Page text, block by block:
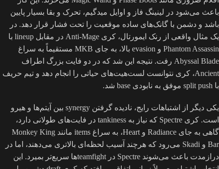
باعث می‌شود در لینینگ فاز و اوایل میدگیم، تحرک و بقا بسیار پایین
باشد و دشمن با گانک‌های ساده موقعیت را تحت فشار قرار دهد. در
یک مثال واقعی از رنک ایمورتال، کری Anti-Mage در مقابل lineup با
Phantom Assassin و evasion بالا، به جای MKB مستقیماً به سراغ
Abyssal Blade رفت. نتیجه این شد که در دو فایت بزرگ اطراف
Ancient، کری نتوانست لست‌هیت‌های حیاتی را انجام دهد و تیم حریف
با split push موفق به نابودی base شد.
یکی دیگر از اشتباهات رایج، نادیده گرفتن synergy بین آیتم‌ها و هیرو
است. کری Spectre که نیاز به tankiness در فایت‌های طولانی دارد،
گاهی به جای Radiance و Heart، به سراغ items مانند Monkey King
Bar و Skadi می‌رود که هرچند آسیب لحظه‌ای بالاتری می‌دهند، اما در
درازمدت باعث می‌شوند Spectre در teamfightها سریع‌تر بمیرد. این